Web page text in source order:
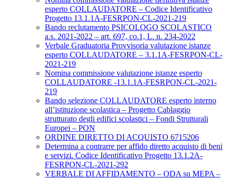
esperto COLLAUDATORE – Codice Identificativo
Progetto 13.1.1A-FESRPON-CL-2021-219
Bando reclutamento PSICOLOGO SCOLASTICO
a.s. 2021-2022 – art. 697, co.1, L. n. 234-2022
Verbale Graduatoria Provvisoria valutazione istanze
esperto COLLAUDATORE – 3.1.1A-FESRPON-CL-
2021-219
Nomina commissione valutazione istanze esperto
COLLAUDATORE -13.1.1A-FESRPON-CL-2021-
219
Bando selezione COLLAUDATORE esperto interno
all’istituzione scolastica – Progetto Cablaggio
strutturato degli edifici scolastici – Fondi Strutturali
Europei – PON
ORDINE DIRETTO DI ACQUISTO 6715206
Determina a contrarre per affido diretto acquisto di beni
e servizi. Codice Identificativo Progetto 13.1.2A-
FESRPON-CL-2021-292
VERBALE DI AFFIDAMENTO – ODA su MEPA –